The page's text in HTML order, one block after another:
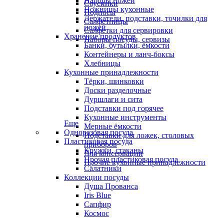
Соусники
Подносы
Салфетницы
Салфетки для сервировки
Наборы посуды, сервизы
Ножницы кухонные
Держатели, подставки, точилки для
ножей
Хранение продуктов
Банки, бутылки, ёмкости
Контейнеры и ланч-боксы
Хлебницы
Кухонные принадлежности
Тёрки, шинковки
Доски разделочные
Дуршлаги и сита
Подставки под горячее
Кухонные инструменты
Мерные ёмкости
Подставки для ложек, столовых
приборов
Для консервации
Прочие кухонные принадлежности
Еще
Одноразовая посуда
Пластиковая посуда
Кружки, стаканы
Прочая пластиковая посуда
Салатники
Коллекции посуды
Душа Прованса
Iris Blue
Сапфир
Космос